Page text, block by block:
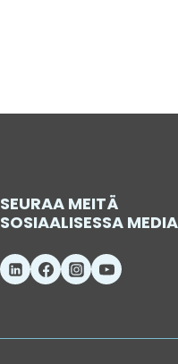
SEURAA MEITÄ
SOSIAALISESSA